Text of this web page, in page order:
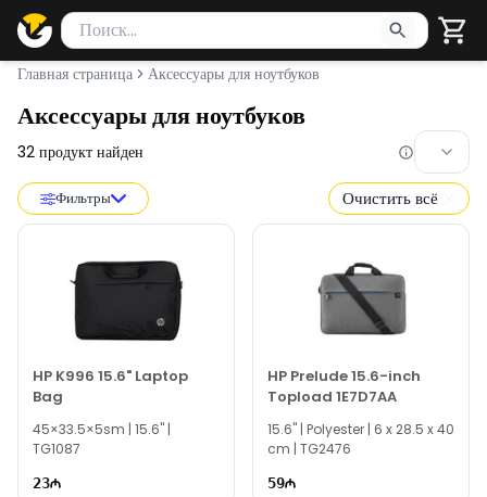
Поиск товаров
Введите минимум 2 символа для поиска. Нажмите Enter
Главная страница Аксессуары для ноутбуков
Аксессуары для ноутбуков
32 продукт найден
Фильтры Очистить всё
HP K996 15.6" Laptop
Bag
45×33.5×5sm | 15.6" |
TG1087
23
HP Prelude 15.6-inch
Topload 1E7D7AA
15.6" | Polyester | 6 x 28.5 x 40
cm | TG2476
59